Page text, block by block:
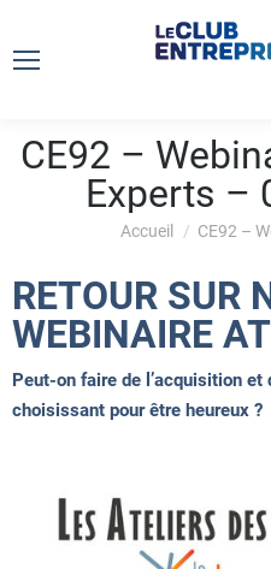
CE92 –
Experts –
Vous êtes ici :
Accueil CE92 –
RETOUR SUR
WEBINAIRE
Peut-on faire de l’acquisition
choisissant pour être heureux ?